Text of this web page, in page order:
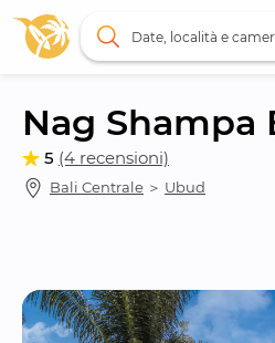
Nag Shampa
5 (4 recensioni)
Bali Centrale ＞ Ubud